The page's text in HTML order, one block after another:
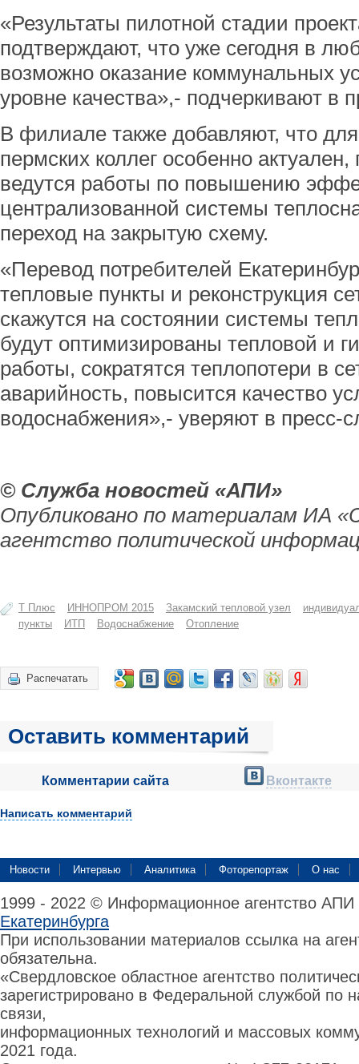
«Результаты пилотной стадии
подтверждают, что уже сегодня в
возможно оказание коммунальных
уровне качества»,- подчеркивают в
В филиале также добавляют, что
пермских коллег особенно актуален,
ведутся работы по повышению
централизованной системы
переход на закрытую схему.
«Перевод потребителей
тепловые пункты и реконструкция
скажутся на состоянии системы
будут оптимизированы тепловой и
работы, сократятся теплопотери в
аварийность, повысится качество
водоснабжения»,- уверяют в пресс-
© Служба новостей «АПИ»
Опубликовано по материалам ИА
агентство политической
Т Плюс ИННОПРОМ 2015 Закамский тепловой узел
пункты
ИТП Водоснабжение Отопление
Распечатать
Оставить комментарий
Комментарии сайта Вконтакте
Написать комментарий
Новости Интервью Аналитика Фоторепортаж О нас
1999 - 2022 © Информационное агентство
Екатеринбурга
При использовании материалов ссылка на
обязательна.
«Свердловское областное агентство
зарегистрировано в Федеральной службой по
связи,
информационных технологий и массовых
2021 года.